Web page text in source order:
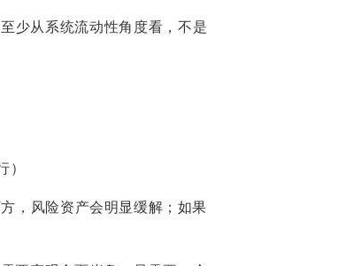
少从系统流动性角度看，不是
）
，风险资产会明显缓解；如果